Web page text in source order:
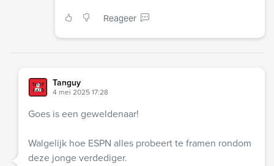
Reageer
Tanguy
4 mei 2025 17:28
Goes is een geweldenaar!
Walgelijk hoe ESPN alles probeert te framen rondom
deze jonge verdediger.